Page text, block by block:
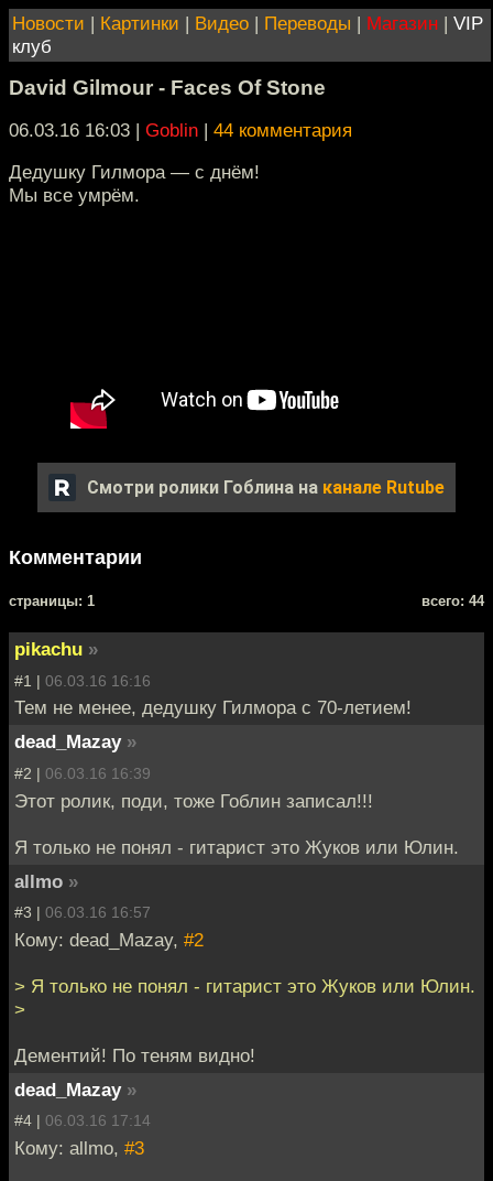
Новости | Картинки | Видео | Переводы | Магазин | VIP
клуб
David Gilmour - Faces Of Stone
06.03.16 16:03 | Goblin | 44 комментария
Дедушку Гилмора — с днём!
Мы все умрём.
Смотри ролики Гоблина на канале Rutube
Комментарии
cтраницы: 1 всего: 44
pikachu »
#1 | 06.03.16 16:16
Тем не менее, дедушку Гилмора с 70-летием!
dead_Mazay »
#2 | 06.03.16 16:39
Этот ролик, поди, тоже Гоблин записал!!!
Я только не понял - гитарист это Жуков или Юлин.
allmo »
#3 | 06.03.16 16:57
Кому: dead_Mazay, #2
> Я только не понял - гитарист это Жуков или Юлин.
>
Дементий! По теням видно!
dead_Mazay »
#4 | 06.03.16 17:14
Кому: allmo, #3